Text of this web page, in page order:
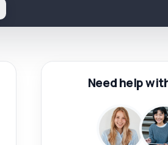
Need help